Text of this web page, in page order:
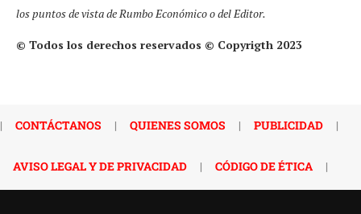
los puntos de vista de Rumbo Económico o del Editor.
© Todos los derechos reservados © Copyrigth 2023
| CONTÁCTANOS | QUIENES SOMOS | PUBLICIDAD |
AVISO LEGAL Y DE PRIVACIDAD | CÓDIGO DE ÉTICA |